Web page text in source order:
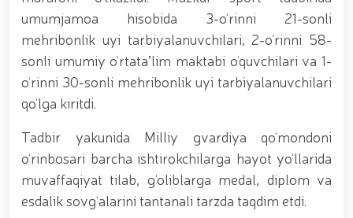
xizmatchisi Navbahor Hamidova oltin medalni qoʻlga
kiritdi. // Iroda Ismoilova «Sodiq xizmatlari uchun»
medali bilan taqdirlandi. // O‘zbekiston Qurolli
Kuchlarida kibersport, dron va robot texnologiyalari
yo‘nalishlari rivojlantiriladi // Andijon viloyatida
Respublika ishchi guruhining yoshlar bilan uchrashuvi
tadbirlari doirasida muddatdi harbiy xizmatchilarga
qo‘mondoni, general-polkovnik B.Tashmatov
poytaxtimizdagi manzilli ishlari davomida yoshlar
bilan uchrashib, ular bilan ochiq muloqot o‘tkazdi. //
Farg‘ona viloyatida jinoyat sodir etishga moyil
shaxslar yashash manzillarida tezkor tadbirlar
umumjamoa hisobida 3-o‘rinni 21-sonli
mehribonlik uyi tarbiyalanuvchilari, 2-o‘rinni 58-
sonli umumiy o‘rtataʼlim maktabi o‘quvchilari va 1-
o‘rinni 30-sonli mehribonlik uyi tarbiyalanuvchilari
qo‘lga kiritdi.
Tadbir yakunida Milliy gvardiya qo‘mondoni
o‘rinbosari barcha ishtirokchilarga hayot yo‘llarida
muvaffaqiyat tilab, g‘oliblarga medal, diplom va
esdalik sovg‘alarini tantanali tarzda taqdim etdi.